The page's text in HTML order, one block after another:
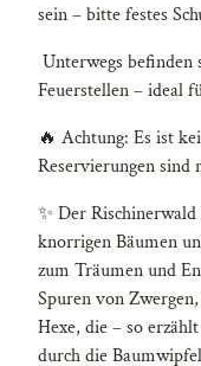
sein – bitte festes
Unterwegs befinden
Feuerstellen – ideal
🔥 Achtung: Es ist
Reservierungen sind
✨ Der
knorrigen Bäumen
zum Träumen und
Spuren von
Hexe, die – so
durch die